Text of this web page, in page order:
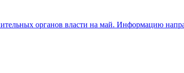
органов власти на май. Информацию